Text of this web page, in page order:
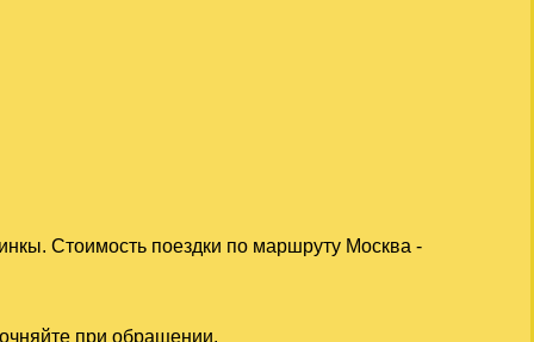
Стоимость поездки по маршруту Москва -
при обращении.